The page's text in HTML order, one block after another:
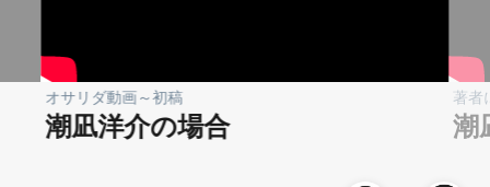
オサリダ動画～初稿
潮凪洋介の場合
著者
潮